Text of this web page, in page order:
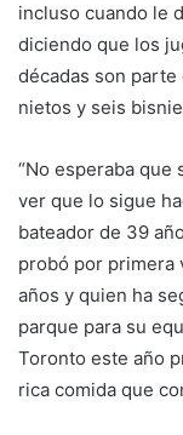
incluso cuando le
diciendo que los
décadas son
nietos y seis
“No esperaba
ver que lo sigue
bateador de 39
probó por primera
años y quien ha
parque para su
Toronto este año
rica comida que